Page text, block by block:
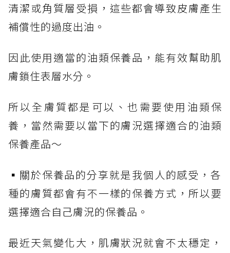
清潔或角質層受損，這些都會導致皮膚產生
補償性的過度出油。
因此使用適當的油類保養品，能有效幫助肌
膚鎖住表層水分。
所以全膚質都是可以、也需要使用油類保
養，當然需要以當下的膚況選擇適合的油類
保養產品～
▪️關於保養品的分享就是我個人的感受，各
種的膚質都會有不一樣的保養方式，所以要
選擇適合自己膚況的保養品。
最近天氣變化大，肌膚狀況就會不太穩定，